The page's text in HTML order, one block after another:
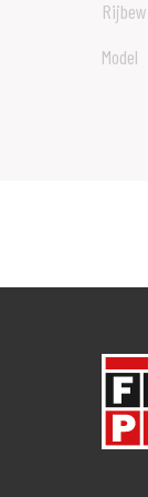
Volg
No
Alle
Er
Model